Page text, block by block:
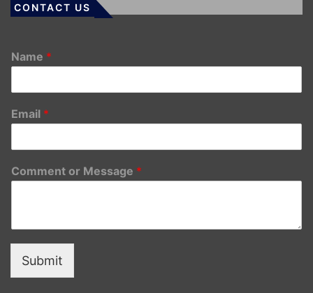
CONTACT US
Name *
Email *
Comment or Message *
Submit